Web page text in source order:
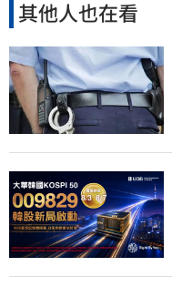
其他人也在看